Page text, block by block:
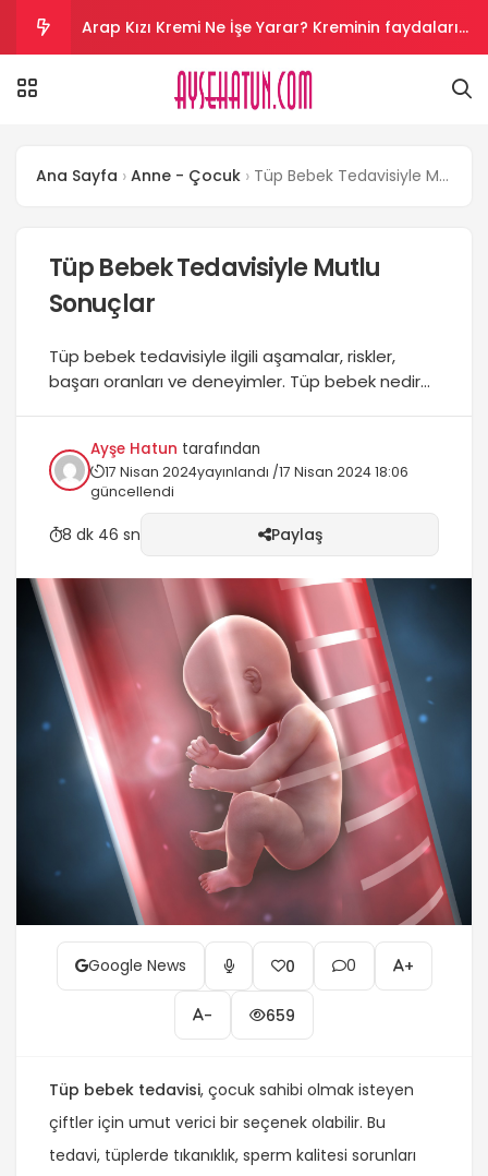
Arap Kızı Kremi Ne İşe Yarar? Kreminin faydaları
Aloe Vera Kremi Ne İşe Yarar? Aloe vera cilt
mi?
Vazelin Kremi Ne İşe Yarar? Vazelin yüze sürülür
mü?
Ana Sayfa Anne - Çocuk Tüp Bebek Tedavisiyle Mutlu Sonuçlar
Tüp Bebek Tedavisiyle Mutlu
Sonuçlar
Tüp bebek tedavisiyle ilgili aşamalar, riskler,
başarı oranları ve deneyimler. Tüp bebek nedir
Ayşe Hatun tarafından
17 Nisan 2024yayınlandı /17 Nisan 2024 18:06
güncellendi
8 dk 46 sn Paylaş
Google News 0 0 +
- 659
Tüp bebek tedavisi, çocuk sahibi olmak isteyen
çiftler için umut verici bir seçenek olabilir. Bu
tedavi, tüplerde tıkanıklık, sperm kalitesi sorunları